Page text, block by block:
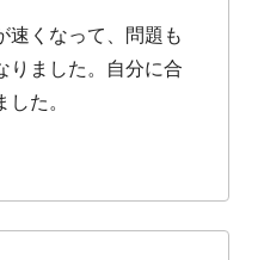
速くなって、問題も
りました。自分に合
た。